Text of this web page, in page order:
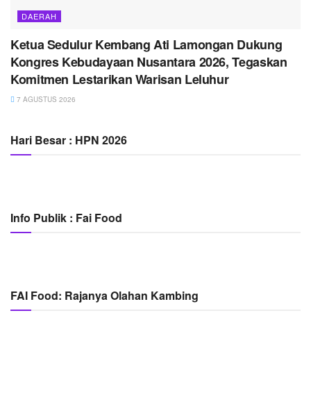
DAERAH
Ketua Sedulur Kembang Ati Lamongan Dukung
Kongres Kebudayaan Nusantara 2026, Tegaskan
Komitmen Lestarikan Warisan Leluhur
7 AGUSTUS 2026
Hari Besar : HPN 2026
Info Publik : Fai Food
FAI Food: Rajanya Olahan Kambing